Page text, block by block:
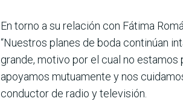
En torno a su relación con Fátima
“Nuestros planes de boda continúan
grande, motivo por el cual no
apoyamos mutuamente y nos
conductor de radio y televisión.